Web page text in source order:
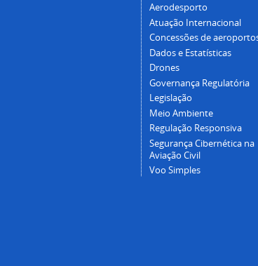
Aerodesporto
Atuação Internacional
Concessões de
Dados e Estatísticas
Drones
Governança Regulatória
Legislação
Meio Ambiente
Regulação Responsiva
Segurança Cibernética na
Aviação Civil
Voo Simples